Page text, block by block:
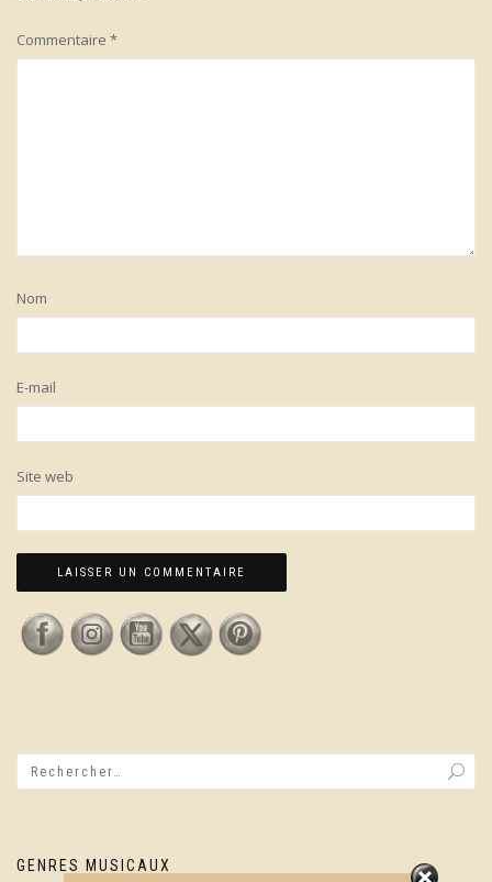
Commentaire *
Nom
E-mail
Site web
GENRES MUSICAUX